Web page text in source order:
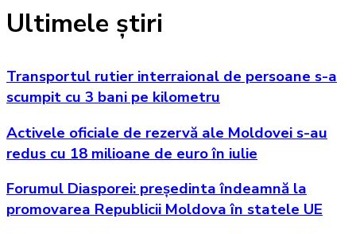
Ultimele știri
Transportul rutier interraional de persoane s-a
scumpit cu 3 bani pe kilometru
Activele oficiale de rezervă ale Moldovei s-au
redus cu 18 milioane de euro în iulie
Forumul Diasporei: președinta îndeamnă la
promovarea Republicii Moldova în statele UE